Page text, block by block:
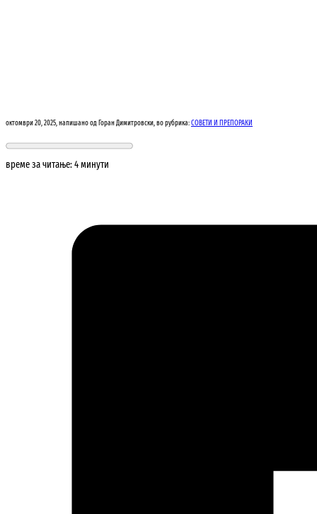
октомври 20, 2025,напишано од Горан Димитровски,во рубрика:СОВЕТИ И ПРЕПОРАКИ
време за читање: 4 минути